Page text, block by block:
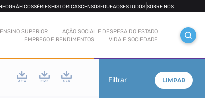
SÉRIES HISTÓRICASCENSOSEDUFAQSESTUDOS SOBRE NÓS
ENSINO SUPERIOR
AÇÃO SOCIAL E DESPESA DO ESTADO
EMPREGO E RENDIMENTOS
VIDA E SOCIEDADE
Filtrar LIMPAR